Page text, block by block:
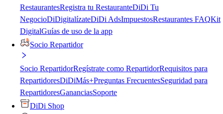
RestaurantesRegistra tu RestauranteDiDi Tu
NegocioDiDigitalízateDiDi AdsImpuestosRestaurantes FAQKit
DigitalGuías de uso de la app
Socio Repartidor
Socio RepartidorRegístrate como RepartidorRequisitos para
RepartidoresDiDiMás+Preguntas FrecuentesSeguridad para
RepartidoresGananciasSoporte
DiDi Shop